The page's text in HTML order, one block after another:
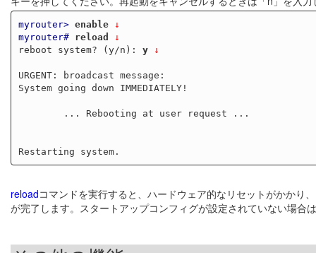
myrouter> enable ↓
myrouter#
reload
↓
reboot system? (y/n): y ↓
URGENT: broadcast message:
System going down IMMEDIATELY!
reloadコマンドを実行すると、ハードウェア的なリセットがかかり
が完了します。スタートアップコンフィグが設定されていない場合